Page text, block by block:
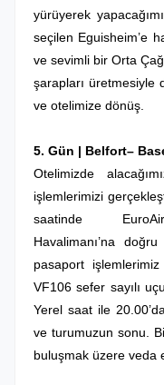
yürüyerek
seçilen Eguisheim’e
ve sevimli bir Orta
şarapları üretmesiyle
ve otelimize dönüş.
5. Gün | Belfort–
Otelimizde
işlemlerimizi
saatinde
Havalimanı’na
pasaport işlemlerimiz
VF106 sefer sayılı
Yerel saat ile
ve turumuzun sonu.
buluşmak üzere veda